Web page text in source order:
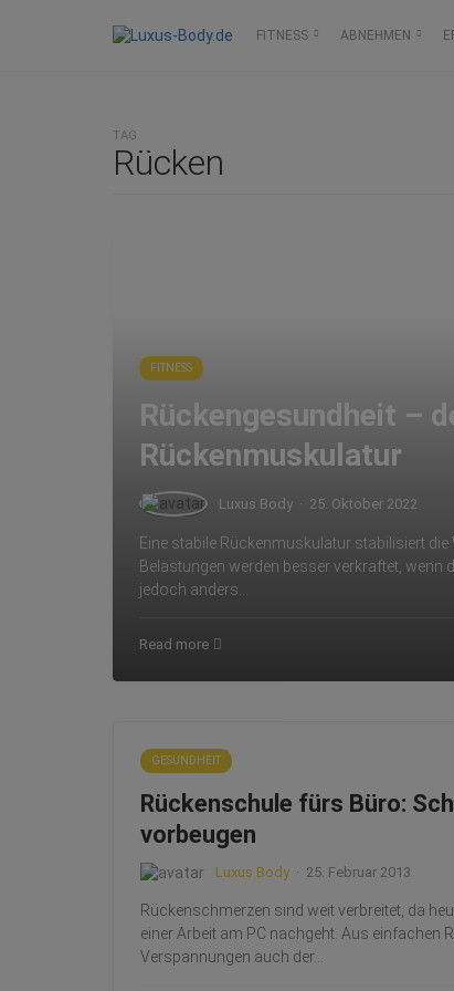
FITNESS ABNEHMEN
TAG
Rücken
FITNESS
Rückengesundheit –
Rückenmuskulatur
Luxus Body · 25. Oktober 2022
Eine stabile Rückenmuskulatur stabilisiert
Belastungen werden besser verkraftet, wenn
jedoch anders…
Read more
GESUNDHEIT
Rückenschule fürs Büro:
vorbeugen
Luxus Body · 25. Februar 2013
Rückenschmerzen sind weit verbreitet, da
einer Arbeit am PC nachgeht. Aus einfachen
Verspannungen auch der…